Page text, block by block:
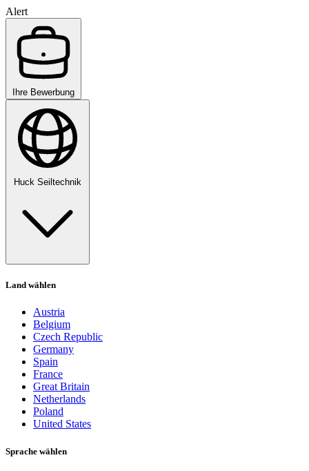
Alert
Ihre Bewerbung
Huck Seiltechnik
Land wählen
Austria
Belgium
Czech Republic
Germany
Spain
France
Great Britain
Netherlands
Poland
United States
Sprache wählen